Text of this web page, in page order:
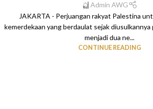
Admin AWG
JAKARTA - Perjuangan rakyat Palestina
kemerdekaan yang berdaulat sejak diusulkannya
menjadi dua ne...
CONTINUE READING